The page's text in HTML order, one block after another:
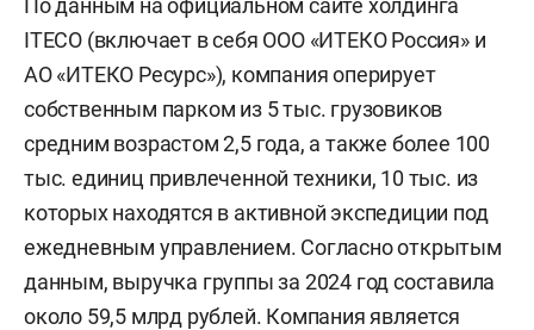
ITECO (включает в себя ООО «ИТЕКО Россия» и
АО «ИТЕКО Ресурс»), компания оперирует
собственным парком из 5 тыс. грузовиков
средним возрастом 2,5 года, а также более 100
тыс. единиц привлеченной техники, 10 тыс. из
которых находятся в активной экспедиции под
ежедневным управлением. Согласно открытым
данным, выручка группы за 2024 год составила
около 59,5 млрд рублей. Компания является